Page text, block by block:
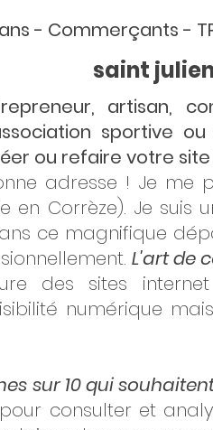
- Commerçants -
saint
artisan,
sportive
ou refaire votre
adresse ! Je me
en Corrèze). Je
ce magnifique
L'art de
des sites
numérique
sur 10 qui
consulter et